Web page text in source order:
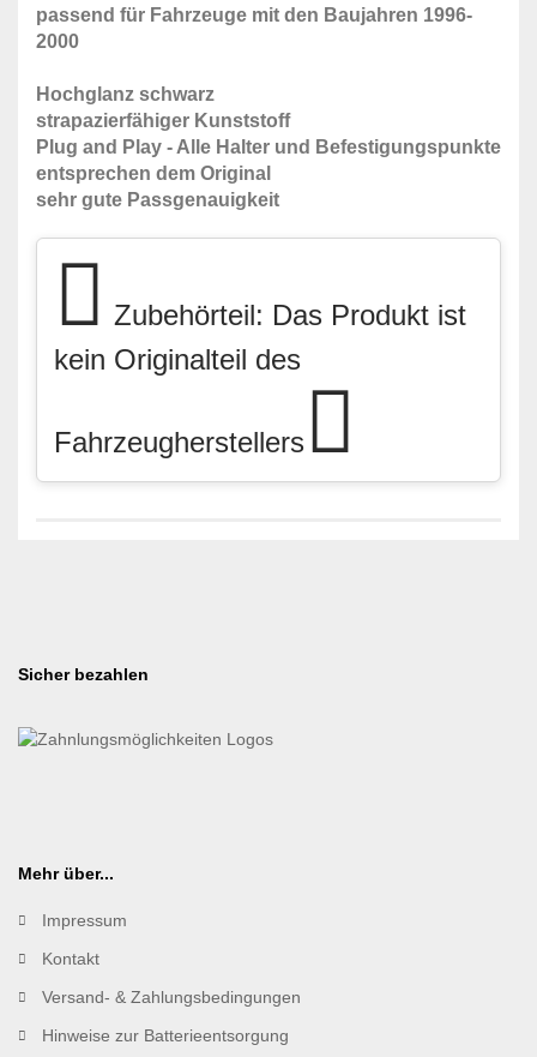
passend für Fahrzeuge mit den Baujahren 1996-
2000
Hochglanz schwarz
strapazierfähiger Kunststoff
Plug and Play - Alle Halter und Befestigungspunkte
entsprechen dem Original
sehr gute Passgenauigkeit
Zubehörteil: Das Produkt ist
kein Originalteil des
Fahrzeugherstellers
Sicher bezahlen
Mehr über...
Impressum
Kontakt
Versand- & Zahlungsbedingungen
Hinweise zur Batterieentsorgung